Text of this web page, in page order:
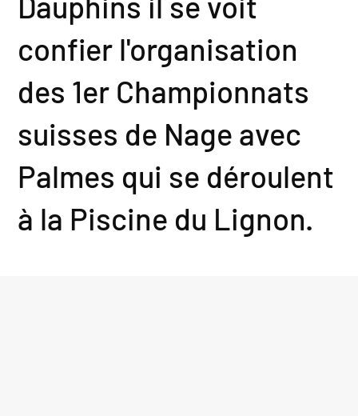
confier l'organisation
des 1er Championnats
suisses de Nage avec
Palmes qui se déroulent
à la Piscine du Lignon.